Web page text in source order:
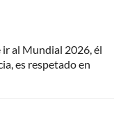
al Mundial 2026, él
es respetado en